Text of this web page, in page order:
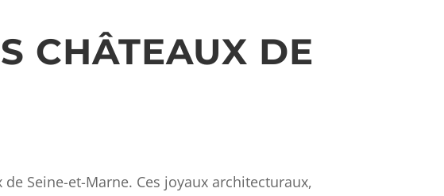
CHÂTEAUX DE
Seine-et-Marne. Ces joyaux architecturaux,